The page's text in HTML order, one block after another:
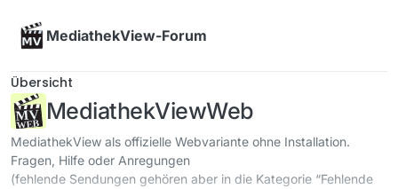
MediathekView-Forum
Übersicht
MediathekViewWeb
MediathekView als offizielle Webvariante ohne Installation.
Fragen, Hilfe oder Anregungen
(fehlende Sendungen gehören aber in die Kategorie “Fehlende